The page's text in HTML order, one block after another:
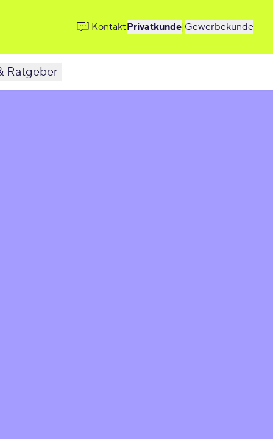
KontaktPrivatkunde|Gewerbekunde
Ratgeber